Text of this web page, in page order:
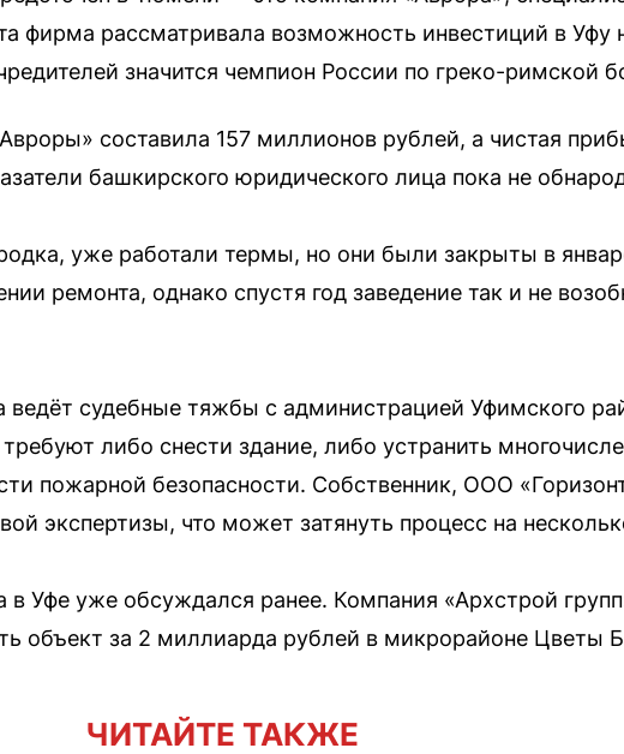
фирма рассматривала возможность инвестиций в Уфу
значится чемпион России по греко-римской
составила 157 миллионов рублей, а чистая
башкирского юридического лица пока не
уже работали термы, но они были закрыты в
ремонта, однако спустя год заведение так и не
ведёт судебные тяжбы с администрацией Уфимского
либо снести здание, либо устранить
пожарной безопасности. Собственник, ООО
экспертизы, что может затянуть процесс на
в Уфе уже обсуждался ранее. Компания «Архстрой
объект за 2 миллиарда рублей в микрорайоне Цветы
ЧИТАЙТЕ ТАКЖЕ